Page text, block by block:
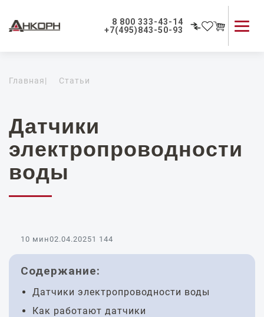
8 800 333-43-14
+7(495)843-50-93
Главная| Статьи
Датчики
электропроводности
воды
10 мин02.04.20251 144
Содержание:
Датчики электропроводности воды
Как работают датчики